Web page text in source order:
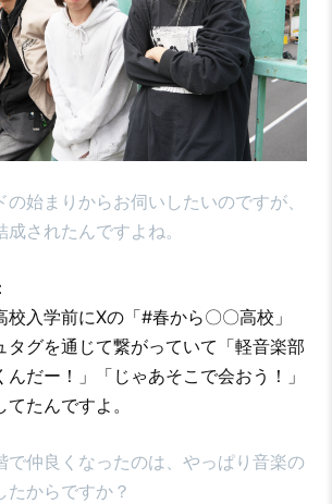
始まりからお伺いしたいのですが、
されたんですよね。
入学前にXの「#春から〇〇高校」
タグを通じて繋がっていて「軽音楽部
だー！」「じゃあそこで会おう！」
たんですよ。
で仲良くなったのは、やっぱり音楽の
たからですか？